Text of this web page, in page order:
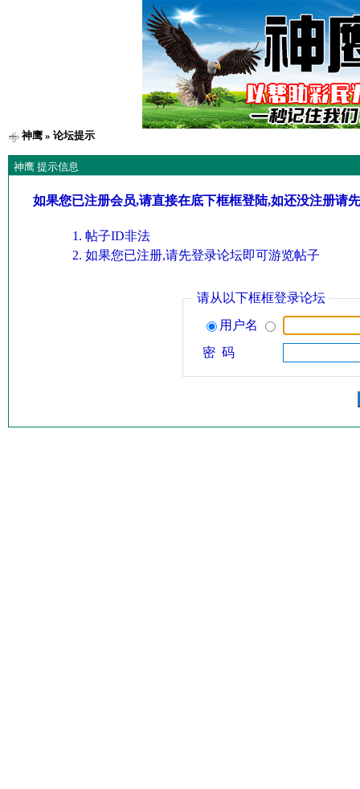
神鹰» 论坛提示
神鹰 提示信息
如果您已注册会员,请直接在底下框框登陆,如还没注册请
帖子ID非法
如果您已注册,请先登录论坛即可游览帖子
请从以下框框登录论坛
用户名
密 码